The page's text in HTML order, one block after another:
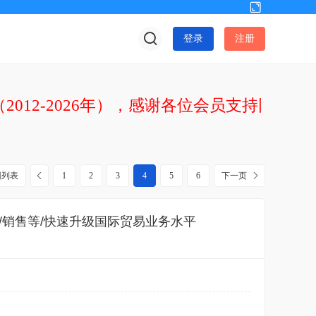
换
到
登录 注册
2026年），感谢各位会员支持网站发
1 2 3 4 5 6 下一页
表
售等/快速升级国际贸易业务水平